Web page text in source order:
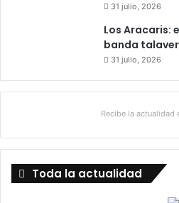
31 julio, 2026
Los Aracaris:
banda
31 julio, 2026
Recibe la actualidad
Toda la actualidad